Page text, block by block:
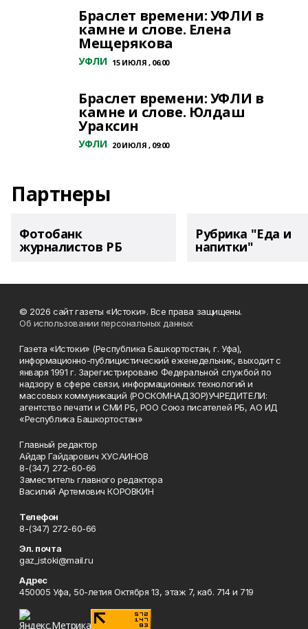
Браслет времени: УФЛИ в
камне и слове. Елена
Мещерякова
УФЛИ 15 ИЮЛЯ , 06:00
Браслет времени: УФЛИ в
камне и слове. Юлдаш
Ураксин
УФЛИ 20 ИЮЛЯ , 09:00
Партнеры
Фотобанк
журналистов РБ
Рубрика "Еда и
напитки"
© 2026 сайт газеты «Истоки». Все права защищены.
Об использовании персональных данных
Газета «Истоки» (Республика Башкортостан, г. Уфа),
информационно-публицистический еженедельник, выходит с
января 1991 г. Зарегистрировано Федеральной службой по
надзору в сфере связи, информационных технологий и
массовых коммуникаций (РОСКОМНАДЗОР)УЧРЕДИТЕЛИ:
агентство печати и СМИ РБ, РОО Союз писателей РБ, АО ИД
«Республика Башкортостан»
Главный редактор
Айдар Гайдарович ХУСАИНОВ
8-(347) 272-60-66
Заместитель главного редактора
Василий Артемович КОРОВКИН
Телефон
8-(347) 272-60-66
Эл. почта
gaz_istoki@mail.ru
Адрес
450005 Уфа, 50-летия Октября 13, этаж 7, каб. 714 и 719